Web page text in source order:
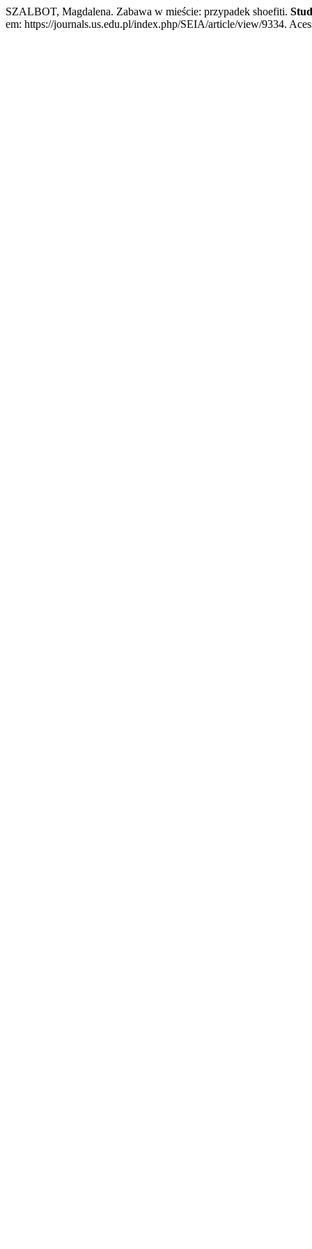
SZALBOT, Magdalena. Zabawa w mieście: przypadek shoefiti.
em: https://journals.us.edu.pl/index.php/SEIA/article/view/9334.